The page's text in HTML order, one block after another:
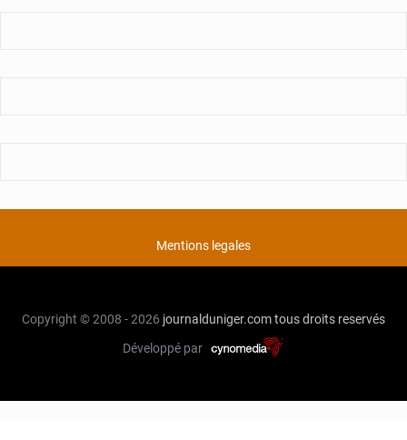
Mentions legales
Copyright © 2008 - 2026 journalduniger.comtous droits reservés
Développé par